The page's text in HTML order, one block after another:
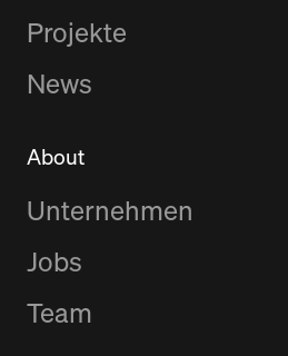
Projekte
News
About
Unternehmen
Jobs
Team